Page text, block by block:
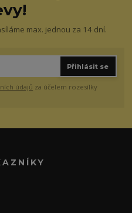
max. jednou za 14 dní.
Přihlásit se
údajů za účelem rozesílky